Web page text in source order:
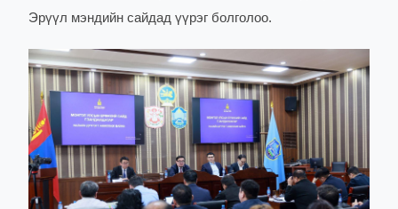
Эрүүл мэндийн сайдад үүрэг болголоо.